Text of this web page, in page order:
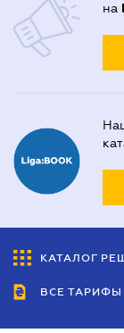
на
КАТАЛОГ
ВСЕ ТАРИФЫ